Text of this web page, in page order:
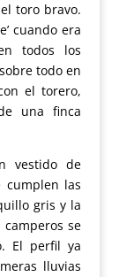
toro bravo.
cuando era
todos los
todo en
el torero,
una finca
vestido de
cumplen las
gris y la
se
El perfil ya
lluvias